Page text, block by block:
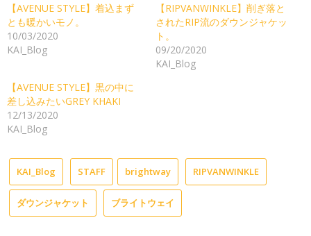
【AVENUE STYLE】着込まず
とも暖かいモノ。
10/03/2020
KAI_Blog
【RIPVANWINKLE】削ぎ落と
されたRIP流のダウンジャケッ
ト。
09/20/2020
KAI_Blog
【AVENUE STYLE】黒の中に
差し込みたいGREY KHAKI
12/13/2020
KAI_Blog
KAI_Blog STAFF brightway RIPVANWINKLE
ダウンジャケット ブライトウェイ